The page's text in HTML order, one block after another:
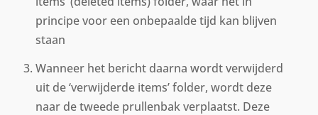
principe voor een onbepaalde tijd kan blijven
staan
Wanneer het bericht daarna wordt verwijderd
uit de ‘verwijderde items’ folder, wordt deze
naar de tweede prullenbak verplaatst. Deze